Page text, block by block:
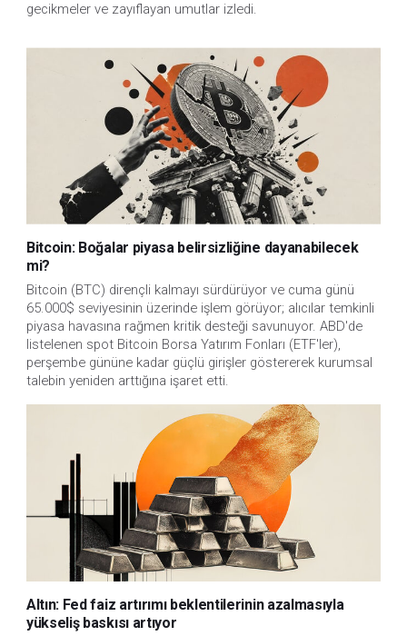
gecikmeler ve zayıflayan umutlar izledi.
Bitcoin: Boğalar piyasa belirsizliğine dayanabilecek
mi?
Bitcoin (BTC) dirençli kalmayı sürdürüyor ve cuma günü
65.000$ seviyesinin üzerinde işlem görüyor; alıcılar temkinli
piyasa havasına rağmen kritik desteği savunuyor. ABD'de
listelenen spot Bitcoin Borsa Yatırım Fonları (ETF'ler),
perşembe gününe kadar güçlü girişler göstererek kurumsal
talebin yeniden arttığına işaret etti.
Altın: Fed faiz artırımı beklentilerinin azalmasıyla
yükseliş baskısı artıyor